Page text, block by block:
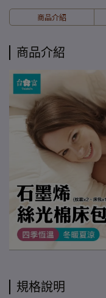
商品介紹
商品介紹
規格說明